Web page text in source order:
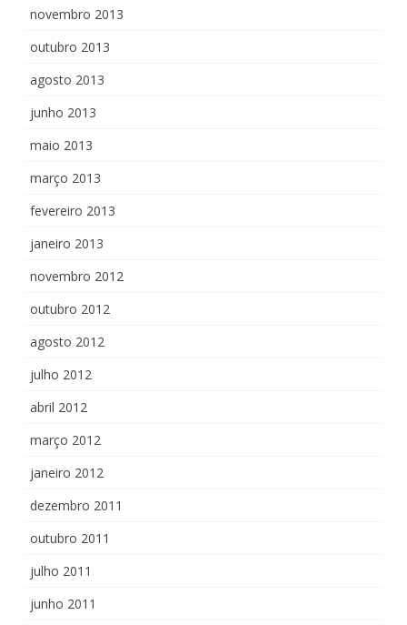
novembro 2013
outubro 2013
agosto 2013
junho 2013
maio 2013
março 2013
fevereiro 2013
janeiro 2013
novembro 2012
outubro 2012
agosto 2012
julho 2012
abril 2012
março 2012
janeiro 2012
dezembro 2011
outubro 2011
julho 2011
junho 2011